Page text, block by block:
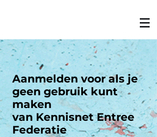
Aanmelden voor als je
geen gebruik kunt
maken
van Kennisnet Entree
Federatie